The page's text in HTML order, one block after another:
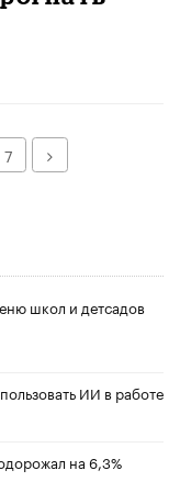
7 Далее
школ и детсадов
ИИ в работе
на 6,3%